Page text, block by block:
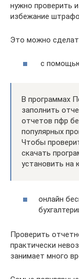
нужно проверить
избежание
Это можно
с
В программах
заполнить
отчетов пфр
популярных
Чтобы
скачать
установить на
онлайн
Проверить
практически
занимает много